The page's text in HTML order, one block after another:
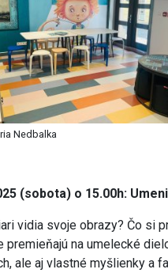
Nedbalka
(sobota) o 15.00h:
vidia svoje obrazy? Čo si
premieňajú na umelecké
ale aj vlastné myšlienky a